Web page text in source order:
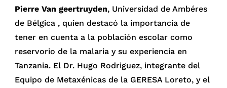
Pierre Van geertruyden, Universidad de Ambéres
de Bélgica , quien destacó la importancia de
tener en cuenta a la población escolar como
reservorio de la malaria y su experiencia en
Tanzania. El Dr. Hugo Rodriguez, integrante del
Equipo de Metaxénicas de la GERESA Loreto, y el